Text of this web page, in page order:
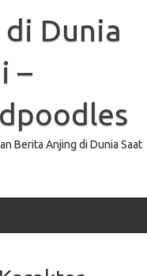
Dunia
–
Berita Anjing di Dunia Saat